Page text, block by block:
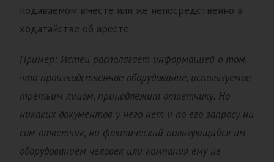
подаваемом вместе или же непосредственно в
ходатайстве об аресте.
Пример: Истец располагает информацией о том,
что производственное оборудование, используемое
третьим лицом, принадлежит ответчику. Но
никаких документов у него нет и по его запросуни
сам ответчик, ни фактический пользующийся им
оборудованием человек или компания ему не